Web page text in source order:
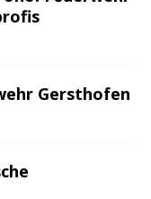
Gersthofen